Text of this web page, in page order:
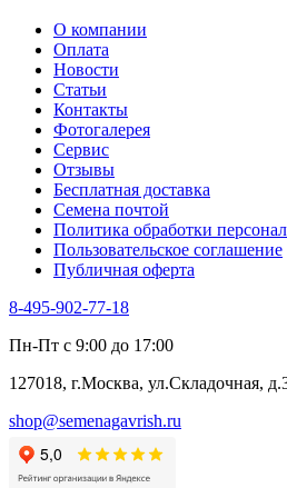
О компании
Оплата
Новости
Статьи
Контакты
Фотогалерея​
Сервис
Отзывы
Бесплатная доставка
Семена почтой
Политика обработки
Пользовательское соглашение
Публичная оферта
8-495-902-77-18
Пн-Пт с 9:00 до 17:00
127018, г.Москва, ул.Складочная,
shop@semenagavrish.ru